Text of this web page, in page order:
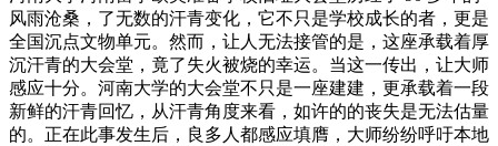
风雨沧桑，了无数的汗青变化，它不只是学校成长的者，更是
全国沉点文物单元。然而，让人无法接管的是，这座承载着厚
沉汗青的大会堂，竟了失火被烧的幸运。当这一传出，让大师
感应十分。河南大学的大会堂不只是一座建建，更承载着一段
新鲜的汗青回忆，从汗青角度来看，如许的的丧失是无法估量
的。正在此事发生后，良多人都感应填膺，大师纷纷呼吁本地